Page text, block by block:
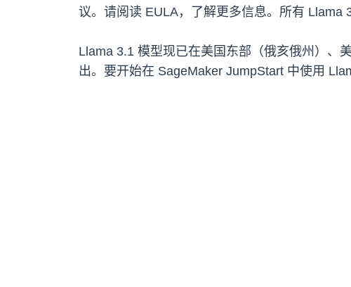
议。请阅读 EULA，了解更多信息。所有 Llama
Llama 3.1 模型现已在美国东部（俄亥俄州）、
出。要开始在 SageMaker JumpStart 中使用